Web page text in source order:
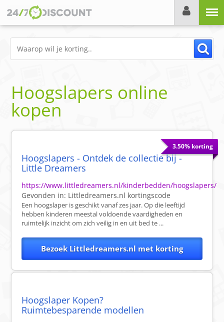
Hoogslapers online
kopen
3.50% korting
Hoogslapers - Ontdek de collectie bij -
Little Dreamers
https://www.littledreamers.nl/kinderbedden/hoogslapers/
Gevonden in: Littledreamers.nl kortingscode
Een hoogslaper is geschikt vanaf zes jaar. Op die leeftijd
hebben kinderen meestal voldoende vaardigheden en
ruimtelijk inzicht om zich veilig in en uit bed te ...
Bezoek Littledreamers.nl met korting
Hoogslaper Kopen?
Ruimtebesparende modellen